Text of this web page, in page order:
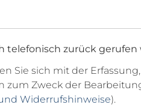
telefonisch zurück gerufen
Sie sich mit der
Zweck der
Widerrufshinweise).